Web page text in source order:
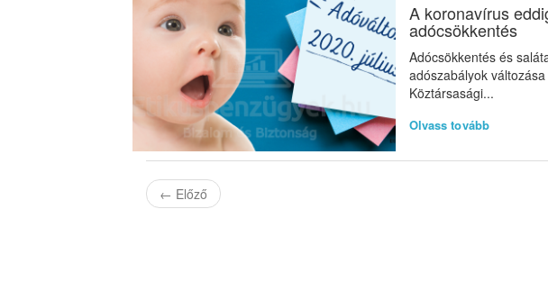
A koronavírus
adócsökkentés
Adócsökkentés és
adószabályok
Köztársasági...
Olvass tovább
← Előző